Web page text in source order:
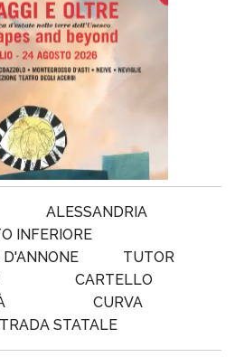
ALESSANDRIA
INFERIORE
TUTOR
CARTELLO
CURVA
STATALE